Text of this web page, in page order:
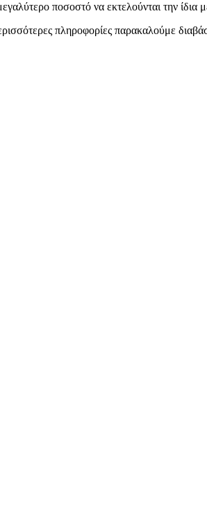
ποσοστό να εκτελούνται την ίδια
πληροφορίες παρακαλούμε